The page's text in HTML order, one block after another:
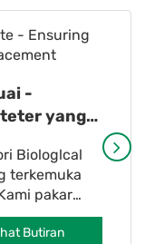
-
yang
Biologlcal
terkemuka
pakar
tinggi
Butiran